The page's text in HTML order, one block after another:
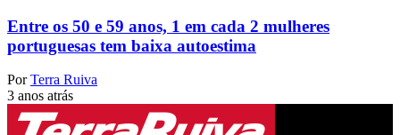
Entre os 50 e 59 anos, 1 em cada 2 mulheres
portuguesas tem baixa autoestima
Por Terra Ruiva
3 anos atrás